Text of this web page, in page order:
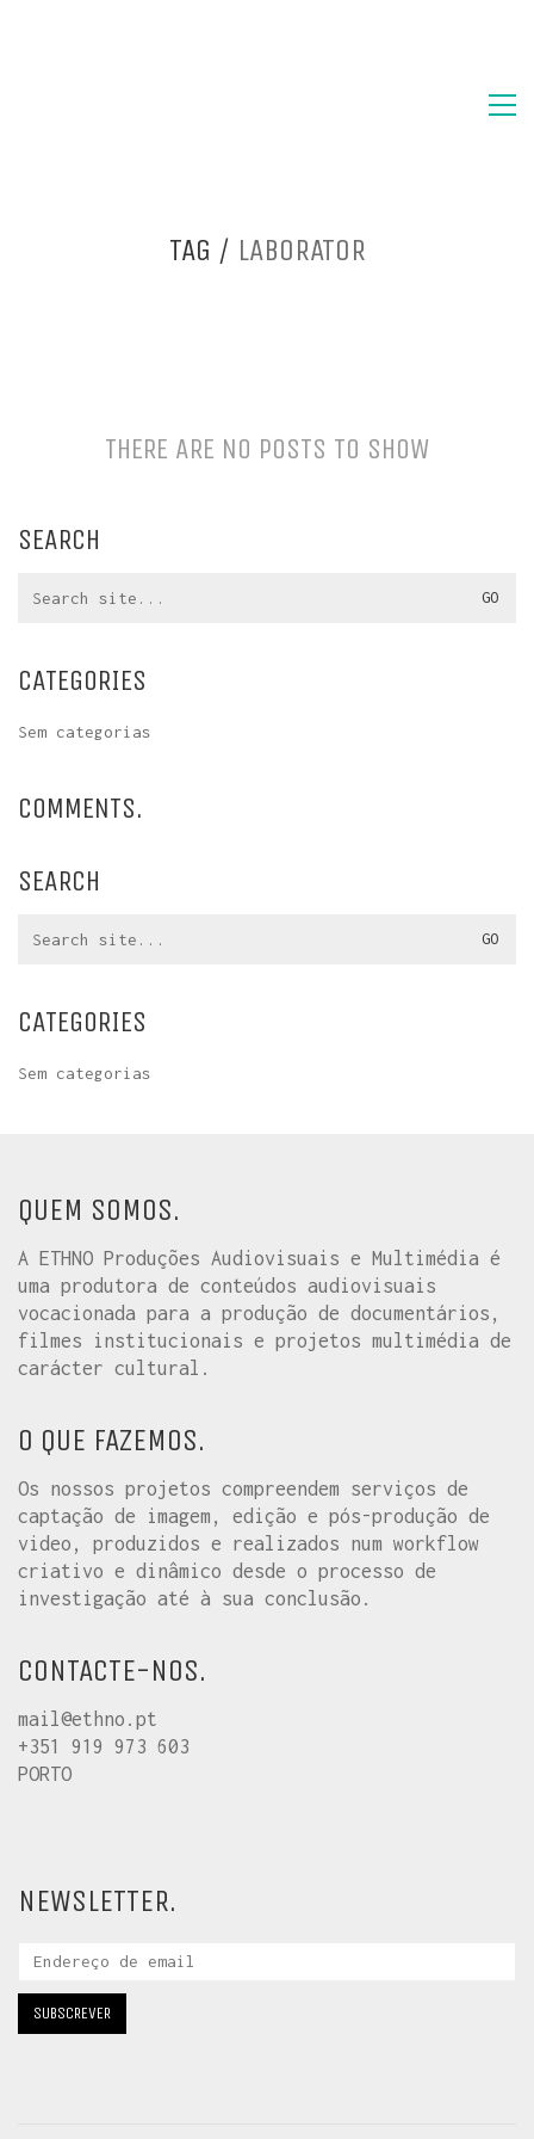
TAG / LABORATOR
THERE ARE NO POSTS TO SHOW
SEARCH
for:
CATEGORIES
Sem categorias
COMMENTS.
SEARCH
for:
CATEGORIES
Sem categorias
QUEM SOMOS.
A ETHNO Produções Audiovisuais e Multimédia é
uma produtora de conteúdos audiovisuais
vocacionada para a produção de documentários,
filmes institucionais e projetos multimédia de
carácter cultural.
O QUE FAZEMOS.
Os nossos projetos compreendem serviços de
captação de imagem, edição e pós-produção de
video, produzidos e realizados num workflow
criativo e dinâmico desde o processo de
investigação até à sua conclusão.
CONTACTE-NOS.
mail@ethno.pt
+351 919 973 603
PORTO
NEWSLETTER.